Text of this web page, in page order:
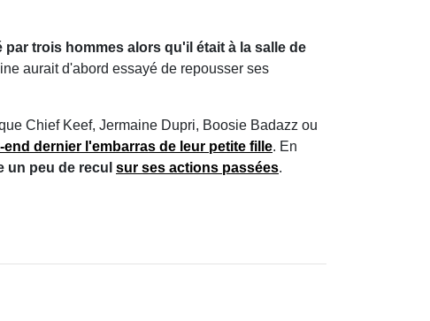
par trois hommes alors qu'il était à la salle de
aurait d'abord essayé de repousser ses
Chief Keef, Jermaine Dupri, Boosie Badazz ou
dernier l'embarras de leur petite fille. En
un peu de recul sur ses actions passées.